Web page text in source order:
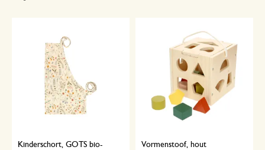
Kinderschort, GOTS bio-
Vormenstoof, hout